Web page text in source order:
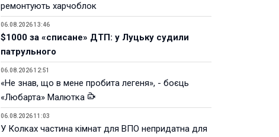
ремонтують харчоблок
06.08.2026 13:46
$1000 за «списане» ДТП: у Луцьку судили
патрульного
06.08.2026 12:51
«Не знав, що в мене пробита легеня», - боєць
«Любарта» Малютка
06.08.2026 11:03
У Колках частина кімнат для ВПО непридатна для